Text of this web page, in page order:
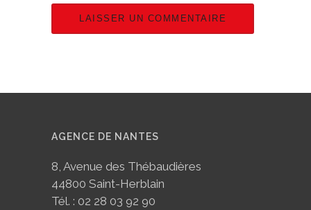
AGENCE DE NANTES
8, Avenue des Thébaudières
44800 Saint-Herblain
Tél. : 02 28 03 92 90